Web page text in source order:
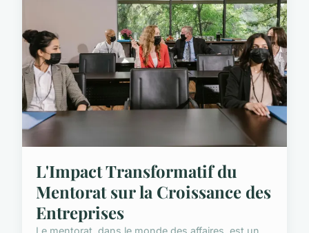
L'Impact Transformatif du
Mentorat sur la Croissance des
Entreprises